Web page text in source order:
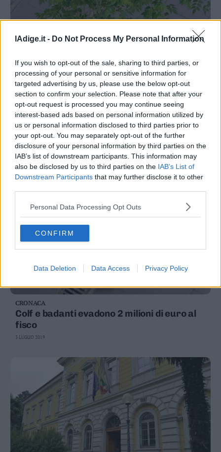
lAdige.it - Do Not Process My Personal Information
If you wish to opt-out of the sale, sharing to third parties, or
processing of your personal or sensitive information for
targeted advertising by us, please use the below opt-out
section to confirm your selection. Please note that after your
opt-out request is processed you may continue seeing
interest-based ads based on personal information utilized by
us or personal information disclosed to third parties prior to
your opt-out. You may separately opt-out of the further
disclosure of your personal information by third parties on the
IAB’s list of downstream participants. This information may
also be disclosed by us to third parties on the IAB’s List of
Downstream Participants that may further disclose it to other
Personal Data Processing Opt Outs
CONFIRM
Data Deletion Data Access Privacy Policy
CRONACA
Colf e badanti evadono 2 milioni di euro al
fisco
3 LUGLIO 2019